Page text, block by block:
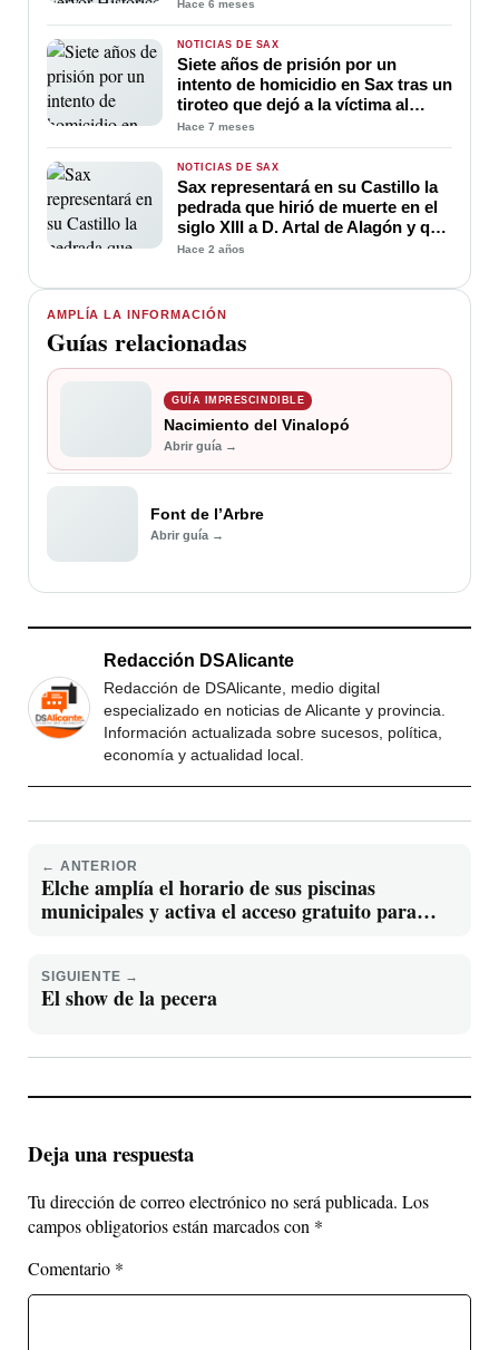
AMPLÍA LA INFORMACIÓN
Guías relacionadas
GUÍA IMPRESCINDIBLE
Nacimiento del Vinalopó
Abrir guía →
Font de l’Arbre
Abrir guía →
Hace 6 meses
NOTICIAS DE SAX
Siete años de prisión por un
intento de homicidio en Sax tras un
tiroteo que dejó a la víctima al
borde de la muerte
Hace 7 meses
NOTICIAS DE SAX
Sax representará en su Castillo la
pedrada que hirió de muerte en el
siglo XIII a D. Artal de Alagón y que
marcaría el rumbo de la villa
Hace 2 años
Redacción DSAlicante
Redacción de DSAlicante, medio digital
especializado en noticias de Alicante y provincia.
Información actualizada sobre sucesos, política,
economía y actualidad local.
← ANTERIOR
Elche amplía el horario de sus piscinas
municipales y activa el acceso gratuito para
SIGUIENTE →
El show de la pecera
Deja una respuesta
Tu dirección de correo electrónico no será publicada. Los
campos obligatorios están marcados con *
Comentario *